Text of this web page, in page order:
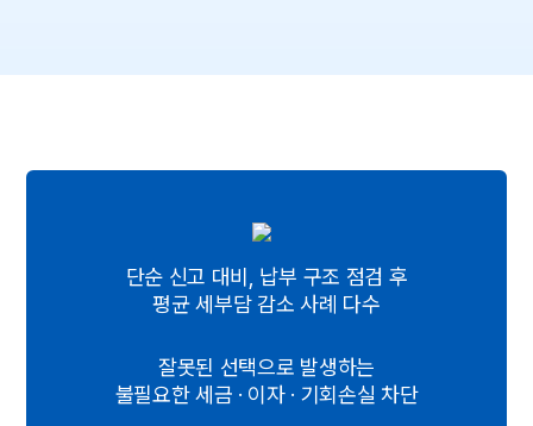
단순 신고 대비, 납부 구조 점검 후
평균 세부담 감소 사례 다수
잘못된 선택으로 발생하는
불필요한 세금 · 이자 · 기회손실 차단